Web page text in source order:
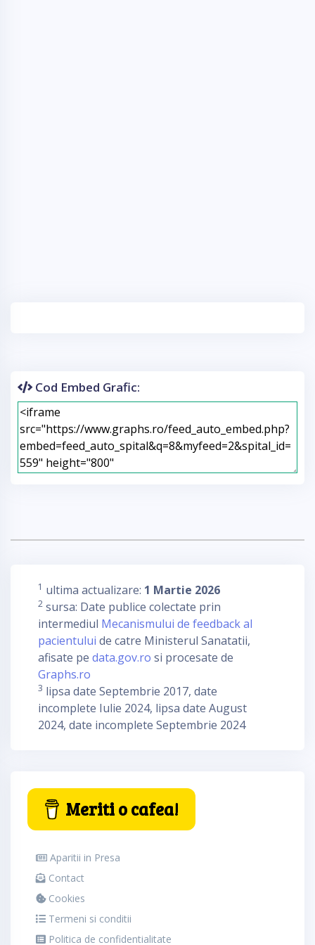
Cod Embed Grafic:
1 ultima actualizare: 1 Martie 2026
2 sursa: Date publice colectate prin
intermediul Mecanismului de feedback al
pacientului de catre Ministerul Sanatatii,
afisate pe data.gov.ro si procesate de
Graphs.ro
3 lipsa date Septembrie 2017, date
incomplete Iulie 2024, lipsa date August
2024, date incomplete Septembrie 2024
Meriti o cafea!
Aparitii in Presa
Contact
Cookies
Termeni si conditii
Politica de confidentialitate